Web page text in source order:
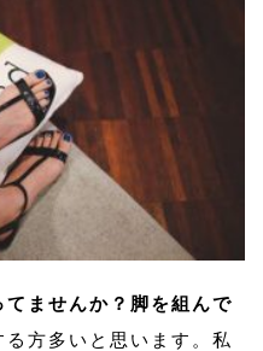
ませんか？脚を組んで
る方多いと思います。私